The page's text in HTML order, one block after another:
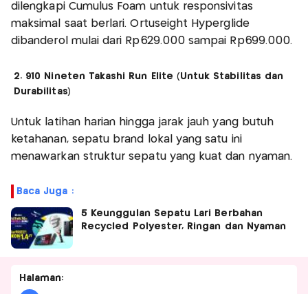
dilengkapi Cumulus Foam untuk responsivitas
maksimal saat berlari. Ortuseight Hyperglide
dibanderol mulai dari Rp629.000 sampai Rp699.000.
2. 910 Nineten Takashi Run Elite (Untuk Stabilitas dan
Durabilitas)
Untuk latihan harian hingga jarak jauh yang butuh
ketahanan, sepatu brand lokal yang satu ini
menawarkan struktur sepatu yang kuat dan nyaman.
Baca Juga :
5 Keunggulan Sepatu Lari Berbahan
Recycled Polyester, Ringan dan Nyaman
Halaman: